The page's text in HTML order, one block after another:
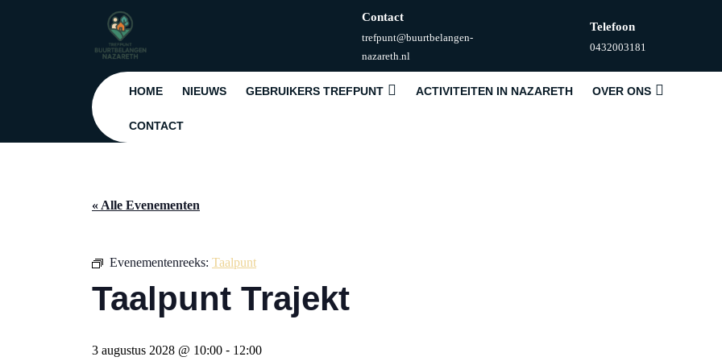
Contact
trefpunt@buurtbelangen-
nazareth.nlE-
mail
Telefoon
0432003181
HOME NIEUWS GEBRUIKERS TREFPUNT ACTIVITEITEN IN NAZARETH OVER ONS
CONTACT
« Alle Evenementen
Evenementenreeks: Taalpunt
Taalpunt Trajekt
3 augustus 2028 @ 10:00 - 12:00